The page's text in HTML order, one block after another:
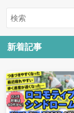
新着記事